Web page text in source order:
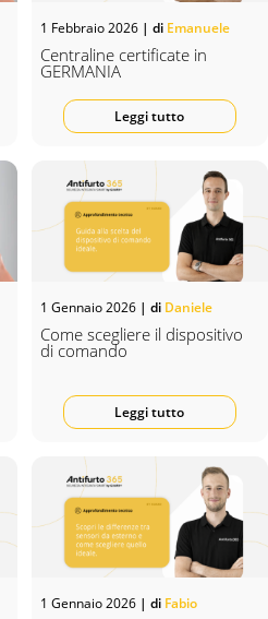
1 Febbraio 2026 | di Emanuele
Centraline certificate in
GERMANIA
Leggi tutto
1 Gennaio 2026 | di Daniele
Come scegliere il dispositivo
di comando
Leggi tutto
1 Gennaio 2026 | di Fabio